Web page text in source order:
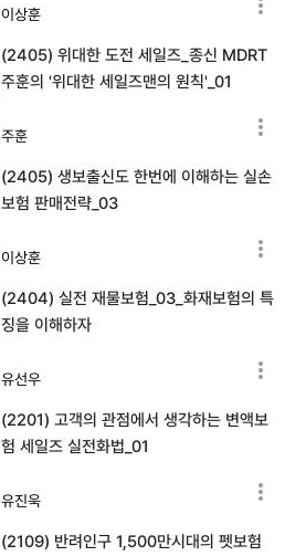
이상훈
(2405) 위대한 도전 세일즈_종신 MDRT
주훈의 '위대한 세일즈맨의 원칙'_01
주훈
(2405) 생보출신도 한번에 이해하는 실손
보험 판매전략_03
이상훈
(2404) 실전 재물보험_03_화재보험의 특
징을 이해하자
유선우
(2201) 고객의 관점에서 생각하는 변액보
험 세일즈 실전화법_01
유진욱
(2109) 반려인구 1,500만시대의 펫보험